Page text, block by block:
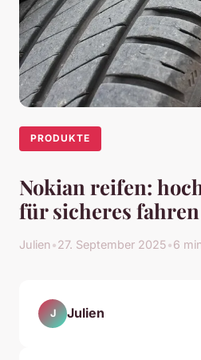
PRODUKTE
Nokian reifen:
für sicheres fahren
Julien•27. September 2025•6
J Julien